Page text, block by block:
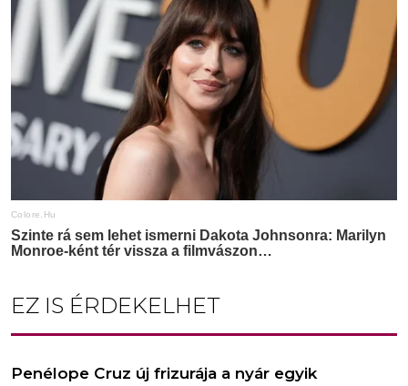
EZ IS ÉRDEKELHET
Penélope Cruz új frizurája a nyár egyik